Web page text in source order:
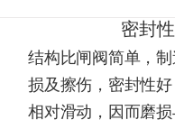
密封
结构比闸阀简单，
损及擦伤，密封性
相对滑动，因而磨